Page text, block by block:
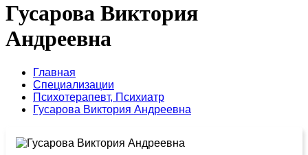
Гусарова Виктория
Андреевна
Главная
Специализации
Психотерапевт, Психиатр
Гусарова Виктория Андреевна